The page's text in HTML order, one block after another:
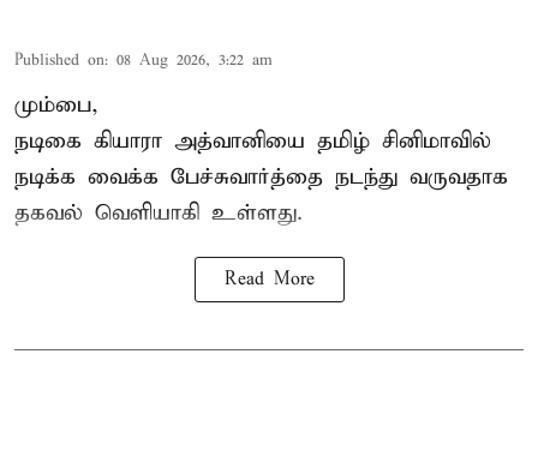
Published on: 08 Aug 2026, 3:22 am
மும்பை,
நடிகை கியாரா அத்வானியை தமிழ் சினிமாவில்
நடிக்க வைக்க பேச்சுவார்த்தை நடந்து வருவதாக
தகவல் வெளியாகி உள்ளது.
Read More